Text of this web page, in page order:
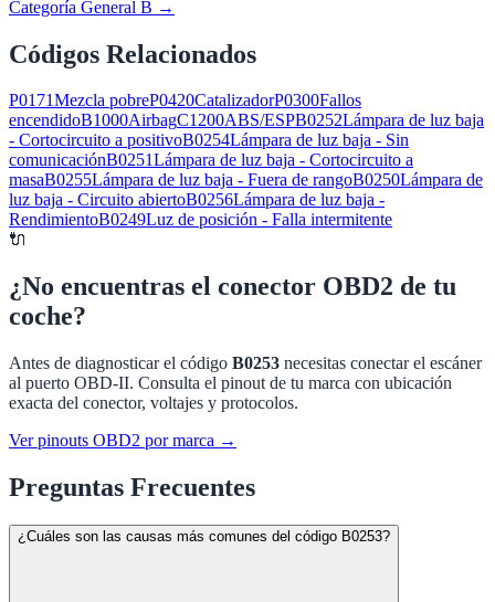
Categoría General B →
Códigos Relacionados
P0171Mezcla pobreP0420CatalizadorP0300Fallos
encendidoB1000AirbagC1200ABS/ESPB0252Lámpara de luz baja
- Cortocircuito a positivoB0254Lámpara de luz baja - Sin
comunicaciónB0251Lámpara de luz baja - Cortocircuito a
masaB0255Lámpara de luz baja - Fuera de rangoB0250Lámpara de
luz baja - Circuito abiertoB0256Lámpara de luz baja -
RendimientoB0249Luz de posición - Falla intermitente
🔌
¿No encuentras el conector OBD2 de tu
coche?
Antes de diagnosticar el código B0253 necesitas conectar el escáner
al puerto OBD-II. Consulta el pinout de tu marca con ubicación
exacta del conector, voltajes y protocolos.
Ver pinouts OBD2 por marca →
Preguntas Frecuentes
¿Cuáles son las causas más comunes del código B0253?